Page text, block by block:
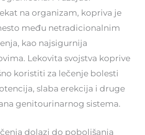
na organizam, kopriva je
među netradicionalnim
kao najsigurnija
Lekovita svojstva koprive
koristiti za lečenje bolesti
slaba erekcija i druge
genitourinarnog sistema.
dolazi do poboljšanja